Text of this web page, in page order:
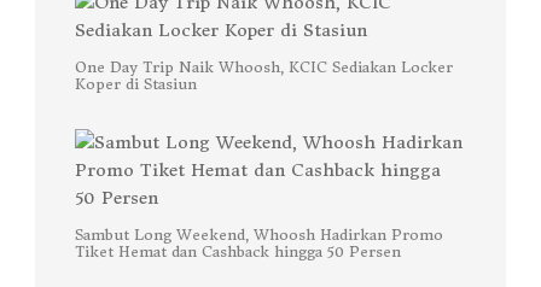
One Day Trip Naik Whoosh, KCIC Sediakan Locker
Koper di Stasiun
Sambut Long Weekend, Whoosh Hadirkan Promo
Tiket Hemat dan Cashback hingga 50 Persen